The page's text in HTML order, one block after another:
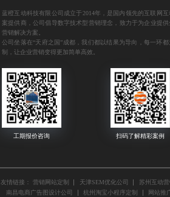
蓝橙互动科技有限公司成立于2014年，是国内领先的互联网
案提供商，公司倡导数字技术型营销理念，致力于为企业提供
营销解决方案。
公司坐落在“天府之国”成都，我们都以结果为导向，每一环
制，让企业营销变得更加简单高效。
友情链接： 营销网站定制 天津SEM优化公司 苏州互动营
南昌电商广告图设计公司
杭州淘宝小程序定制 网站推